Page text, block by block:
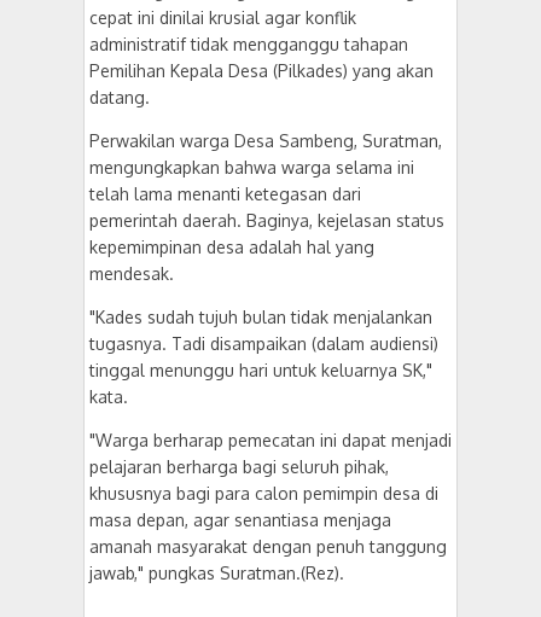
cepat ini dinilai krusial agar konflik
administratif tidak mengganggu tahapan
Pemilihan Kepala Desa (Pilkades) yang akan
datang.
​Perwakilan warga Desa Sambeng, Suratman,
mengungkapkan bahwa warga selama ini
telah lama menanti ketegasan dari
pemerintah daerah. Baginya, kejelasan status
kepemimpinan desa adalah hal yang
mendesak.
​"Kades sudah tujuh bulan tidak menjalankan
tugasnya. Tadi disampaikan (dalam audiensi)
tinggal menunggu hari untuk keluarnya SK,"
kata.
​"Warga berharap pemecatan ini dapat menjadi
pelajaran berharga bagi seluruh pihak,
khususnya bagi para calon pemimpin desa di
masa depan, agar senantiasa menjaga
amanah masyarakat dengan penuh tanggung
jawab," pungkas Suratman.(Rez).